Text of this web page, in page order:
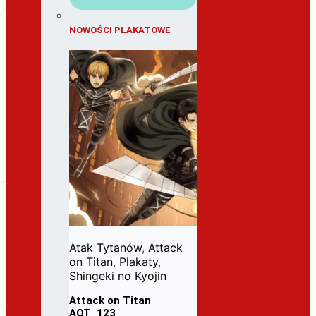
NOWOŚCI PLAKATOWE
Atak Tytanów, Attack
on Titan, Plakaty,
Shingeki no Kyojin
Attack on Titan
AOT_123